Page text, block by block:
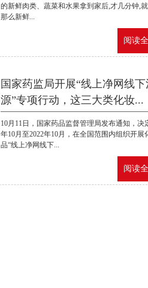
的新鲜肉类、蔬菜和水果拿到家后,才几分钟,
那么新鲜...
阅读
国家药监局开展“线上净网线下
源”专项行动，这三大类化妆...
10月11日，国家药品监督管理局发布通知，决
年10月至2022年10月，在全国范围内组织开展
品“线上净网线下...
阅读